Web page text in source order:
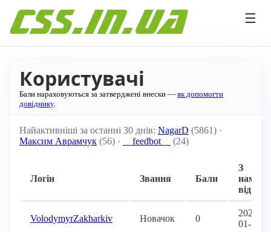
☰
Користувачі
Бали нараховуються за затверджені внески — як допомогти
довіднику.
Найактивніші за останні 30 днів: NagarD (5861) ·
Максим Аврамчук (56) · __feedbot__ (24)
Логін Звання Бали
З
нами
від
VolodymyrZakharkiv Новачок 0
2020-
01-26